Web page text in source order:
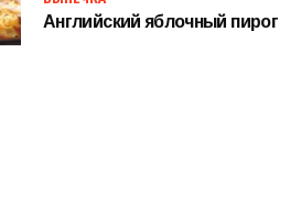
Английский яблочный пирог